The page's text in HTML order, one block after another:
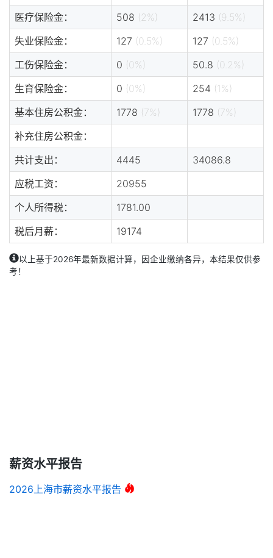
医疗保险金：
508 (2%) 2413 (9.5%)
失业保险金：
127 (0.5%) 127 (0.5%)
工伤保险金：
0 (0%) 50.8 (0.2%)
生育保险金：
0 (0%) 254 (1%)
基本住房公积金：
1778 (7%) 1778 (7%)
补充住房公积金：
共计支出：
4445
34086.8
应税工资：
20955
个人所得税：
1781.00
税后月薪：
19174
以上基于2026年最新数据计算，因企业缴纳各异，本结果仅供参
考！
薪资水平报告
2026上海市薪资水平报告